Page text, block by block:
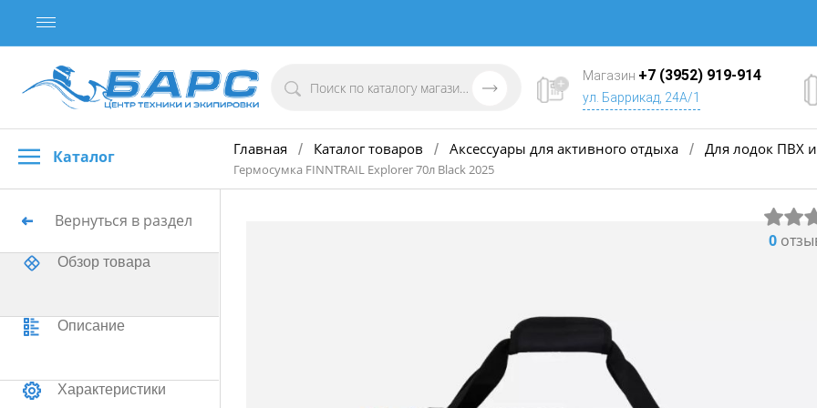
Магазин +7 (3952) 919-914
ул. Баррикад, 24А/1
Каталог Главная / Каталог товаров / Аксессуары для активного отдыха / Для лодок ПВХ
Гермосумка FINNTRAIL Explorer 70л Black 2025
Вернуться в раздел
Обзор товара
Описание
Характеристики
0